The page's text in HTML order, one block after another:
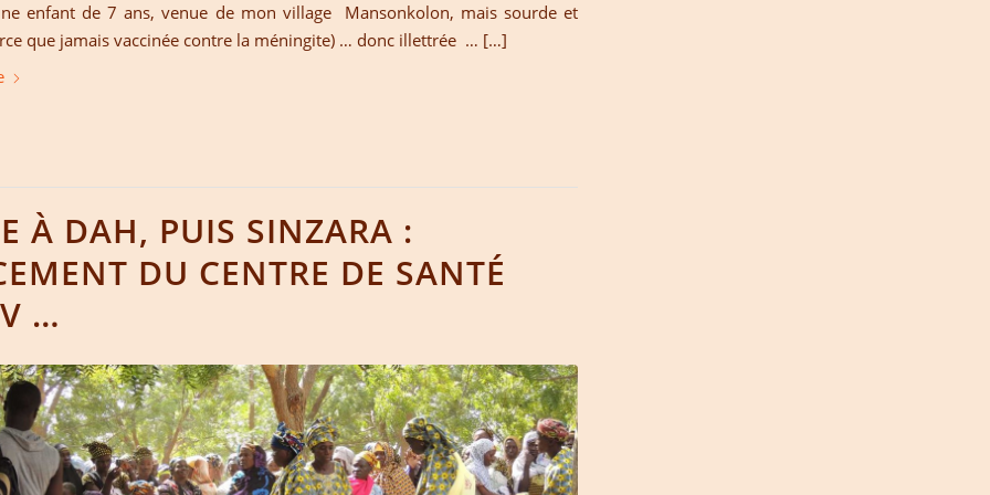
enfant de 7 ans, venue de mon village Mansonkolon, mais sourde et
que jamais vaccinée contre la méningite) … donc illettrée … […]
À DAH, PUIS SINZARA :
DU CENTRE DE SANTÉ
…